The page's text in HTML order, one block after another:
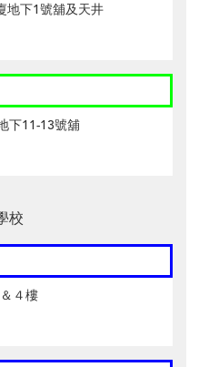
地下1號舖及天井
下11-13號舖
校
４樓